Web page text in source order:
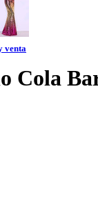
venta
Cola